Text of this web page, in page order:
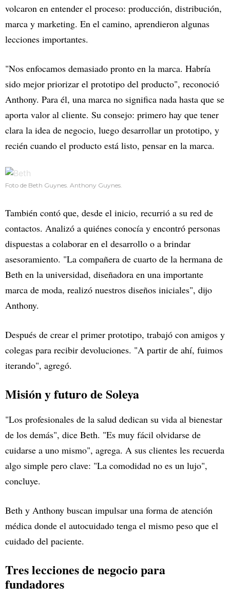
volcaron en entender el proceso: producción, distribución,
marca y marketing. En el camino, aprendieron algunas
lecciones importantes.
"Nos enfocamos demasiado pronto en la marca. Habría
sido mejor priorizar el prototipo del producto", reconoció
Anthony. Para él, una marca no significa nada hasta que se
aporta valor al cliente. Su consejo: primero hay que tener
clara la idea de negocio, luego desarrollar un prototipo, y
recién cuando el producto está listo, pensar en la marca.
Foto de Beth Guynes. Anthony Guynes.
También contó que, desde el inicio, recurrió a su red de
contactos. Analizó a quiénes conocía y encontró personas
dispuestas a colaborar en el desarrollo o a brindar
asesoramiento. "La compañera de cuarto de la hermana de
Beth en la universidad, diseñadora en una importante
marca de moda, realizó nuestros diseños iniciales", dijo
Anthony.
Después de crear el primer prototipo, trabajó con amigos y
colegas para recibir devoluciones. "A partir de ahí, fuimos
iterando", agregó.
Misión y futuro de Soleya
"Los profesionales de la salud dedican su vida al bienestar
de los demás", dice Beth. "Es muy fácil olvidarse de
cuidarse a uno mismo", agrega. A sus clientes les recuerda
algo simple pero clave: "La comodidad no es un lujo",
concluye.
Beth y Anthony buscan impulsar una forma de atención
médica donde el autocuidado tenga el mismo peso que el
cuidado del paciente.
Tres lecciones de negocio para
fundadores